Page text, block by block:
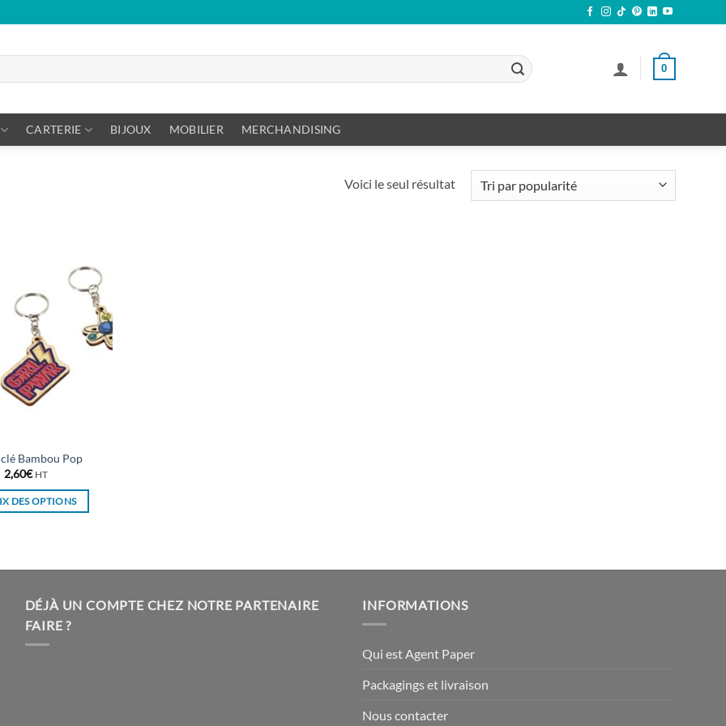
0
CARTERIE BIJOUX MOBILIER MERCHANDISING
Voici le seul résultat
Bambou Pop
2,60€ HT
DES OPTIONS
variations.
Les
options
DÉJÀ UN COMPTE CHEZ NOTRE PARTENAIRE
FAIRE ?
INFORMATIONS
Qui est Agent Paper
Packagings et livraison
Nous contacter